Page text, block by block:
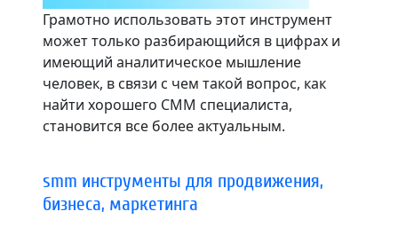
Грамотно использовать этот инструмент
может только разбирающийся в цифрах и
имеющий аналитическое мышление
человек, в связи с чем такой вопрос, как
найти хорошего СММ специалиста,
становится все более актуальным.
smm инструменты для продвижения,
бизнеса, маркетинга